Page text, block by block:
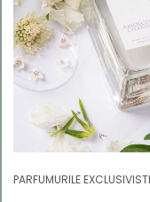
Rufe
parfumate
Universale
Green
PARFUMURILE